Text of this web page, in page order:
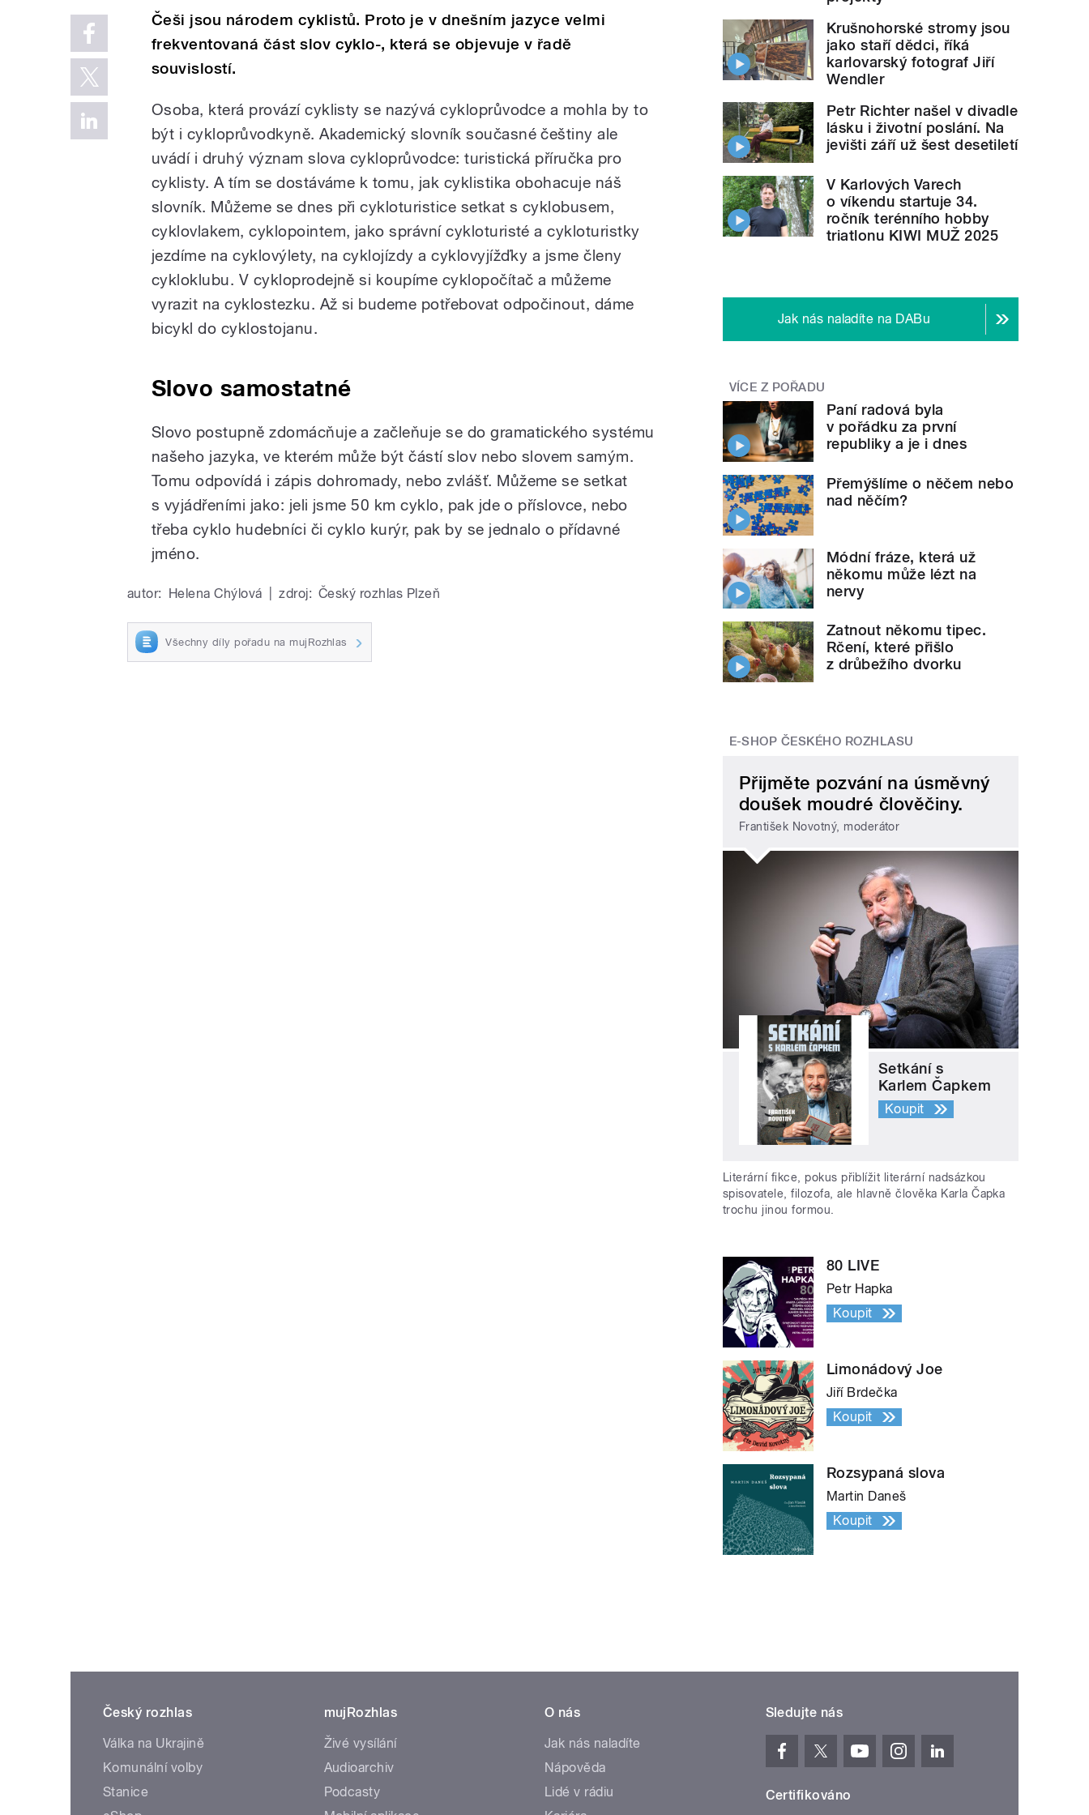
Češi jsou národem cyklistů. Proto je v dnešním jazyce velmi
frekventovaná část slov cyklo-, která se objevuje v řadě
souvislostí.
Osoba, která provází cyklisty se nazývá cykloprůvodce a mohla by to
být i cykloprůvodkyně. Akademický slovník současné češtiny ale
uvádí i druhý význam slova cykloprůvodce: turistická příručka pro
cyklisty. A tím se dostáváme k tomu, jak cyklistika obohacuje náš
slovník. Můžeme se dnes při cykloturistice setkat s cyklobusem,
cyklovlakem, cyklopointem, jako správní cykloturisté a cykloturistky
jezdíme na cyklovýlety, na cyklojízdy a cyklovyjížďky a jsme členy
cykloklubu. V cykloprodejně si koupíme cyklopočítač a můžeme
vyrazit na cyklostezku. Až si budeme potřebovat odpočinout, dáme
bicykl do cyklostojanu.
Slovo samostatné
Slovo postupně zdomácňuje a začleňuje se do gramatického systému
našeho jazyka, ve kterém může být částí slov nebo slovem samým.
Tomu odpovídá i zápis dohromady, nebo zvlášť. Můžeme se setkat
s vyjádřeními jako: jeli jsme 50 km cyklo, pak jde o příslovce, nebo
třeba cyklo hudebníci či cyklo kurýr, pak by se jednalo o přídavné
jméno.
autor: Helena Chýlová zdroj: Český rozhlas Plzeň
Všechny díly pořadu na mujRozhlas
Krušnohorské stromy jsou
jako staří dědci, říká
karlovarský fotograf Jiří
Wendler
Petr Richter našel v divadle
lásku i životní poslání. Na
jevišti září už šest desetiletí
V Karlových Varech
o víkendu startuje 34.
ročník terénního hobby
triatlonu KIWI MUŽ 2025
Jak nás naladíte na DABu
VÍCE Z POŘADU
Paní radová byla
v pořádku za první
republiky a je i dnes
Přemýšlíme o něčem nebo
nad něčím?
Módní fráze, která už
někomu může lézt na
nervy
Zatnout někomu tipec.
Rčení, které přišlo
z drůbežího dvorku
E-SHOP ČESKÉHO ROZHLASU
Přijměte pozvání na úsměvný
doušek moudré člověčiny.
František Novotný, moderátor
Setkání s
Karlem Čapkem
Koupit
Literární fikce, pokus přiblížit literární nadsázkou
spisovatele, filozofa, ale hlavně člověka Karla Čapka
trochu jinou formou.
80 LIVE
Petr Hapka
Koupit
Limonádový Joe
Jiří Brdečka
Koupit
Rozsypaná slova
Martin Daneš
Koupit
Český rozhlas
Válka na Ukrajině
Komunální volby
Stanice
mujRozhlas
Živé vysílání
Audioarchiv
Podcasty
O nás
Jak nás naladíte
Nápověda
Lidé v rádiu
Sledujte nás
Certifikováno